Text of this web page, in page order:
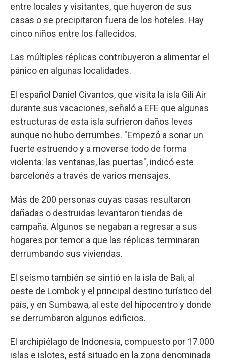
entre locales y visitantes, que huyeron de sus
casas o se precipitaron fuera de los hoteles. Hay
cinco niños entre los fallecidos.
Las múltiples réplicas contribuyeron a alimentar el
pánico en algunas localidades.
El español Daniel Civantos, que visita la isla Gili Air
durante sus vacaciones, señaló a EFE que algunas
estructuras de esta isla sufrieron daños leves
aunque no hubo derrumbes. "Empezó a sonar un
fuerte estruendo y a moverse todo de forma
violenta: las ventanas, las puertas", indicó este
barcelonés a través de varios mensajes.
Más de 200 personas cuyas casas resultaron
dañadas o destruidas levantaron tiendas de
campaña. Algunos se negaban a regresar a sus
hogares por temor a que las réplicas terminaran
derrumbando sus viviendas.
El seísmo también se sintió en la isla de Bali, al
oeste de Lombok y el principal destino turístico del
país, y en Sumbawa, al este del hipocentro y donde
se derrumbaron algunos edificios.
El archipiélago de Indonesia, compuesto por 17.000
islas e islotes, está situado en la zona denominada